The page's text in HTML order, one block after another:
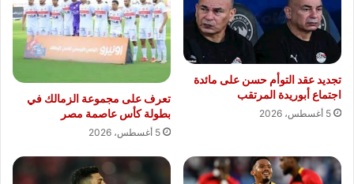
تجديد عقد التوأم حسن على مائدة
اجتماع أبوريدة المرتقب
5 أغسطس، 2026
تعرف على مجموعة الزمالك في
بطولة كأس عاصمة مصر
5 أغسطس، 2026